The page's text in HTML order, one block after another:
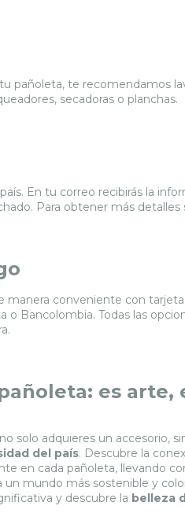
pañoleta, te recomendamos
secadoras o planchas.
En tu correo recibirás la
Para obtener más detalles
manera conveniente con
o Bancolombia. Todas las
es arte,
solo adquieres un accesorio,
del país. Descubre la
en cada pañoleta, llevando
mundo más sostenible y
y descubre la belleza